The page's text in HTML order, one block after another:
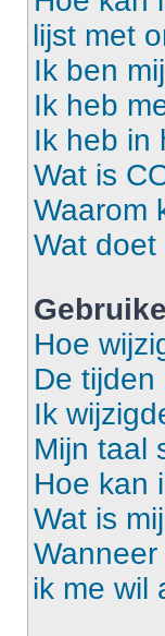
lijst met
Ik ben
Ik heb
Ik heb in
Wat is
Waarom
Wat doet
Hoe
De tijden
Ik
Mijn taal
Hoe kan
Wat is
ik me wil